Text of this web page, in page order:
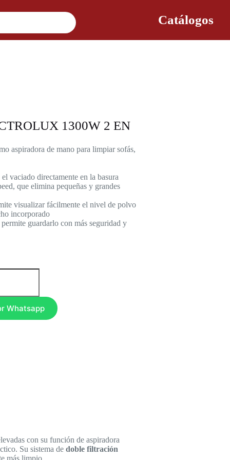
Catálogos
1300W 2 EN
aspiradora de mano para limpiar sofás,
vaciado directamente en la basura
que elimina pequeñas y grandes
visualizar fácilmente el nivel de polvo
incorporado
guardarlo con más seguridad y
Whatsapp
con su función de aspiradora
Su sistema de doble filtración
más limpio.